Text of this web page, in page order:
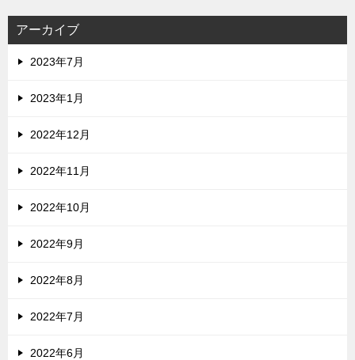
アーカイブ
2023年7月
2023年1月
2022年12月
2022年11月
2022年10月
2022年9月
2022年8月
2022年7月
2022年6月